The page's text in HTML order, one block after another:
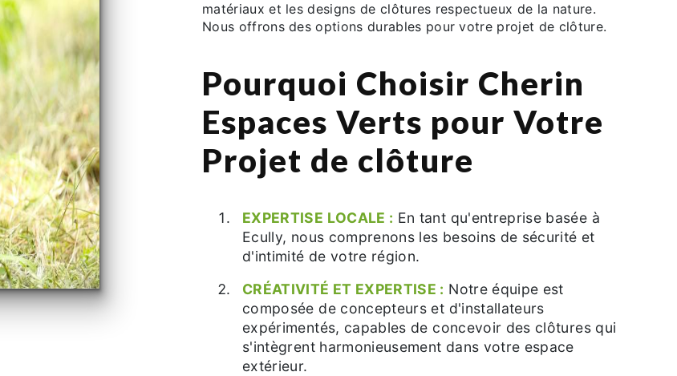
matériaux et les designs de clôtures respectueux de la nature.
Nous offrons des options durables pour votre projet de clôture.
Pourquoi Choisir Cherin
Espaces Verts pour Votre
Projet de clôture
EXPERTISE LOCALE : En tant qu'entreprise basée à
Ecully, nous comprenons les besoins de sécurité et
d'intimité de votre région.
CRÉATIVITÉ ET EXPERTISE : Notre équipe est
composée de concepteurs et d'installateurs
expérimentés, capables de concevoir des clôtures qui
s'intègrent harmonieusement dans votre espace
extérieur.